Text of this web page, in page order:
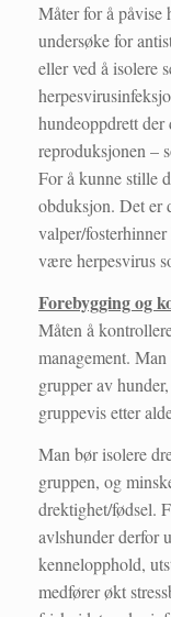
Måter for å påvise
undersøke for
eller ved å isolere
hundeoppdrett
reproduksjonen –
For å kunne stille
obduksjon. Det er
valper/
være herpesvirus
Forebygging og
Måten å
management.
grupper av
gruppevis etter
Man bør isolere
gruppen, og
drektighet/fødsel.
avlshunder derfor
kennelopphold,
medfører økt